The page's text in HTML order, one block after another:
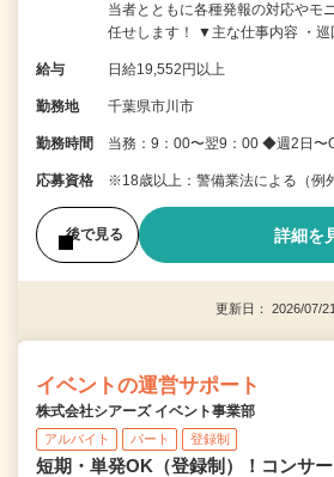
当者とともに各種発報の対応やモ
任せします！ ▼主な仕事内容 ・
給与 日給19,552円以上
勤務地 千葉県市川市
勤務時間 当務：9：00〜翌9：00 ◆週2日〜
応募資格 ※18歳以上：警備業法による（例
後で見る 詳細を
更新日： 2026/07/
イベントの運営サポート
株式会社シアーズ イベント事業部
アルバイト パート 登録制
短期・単発OK（登録制）！コンサ